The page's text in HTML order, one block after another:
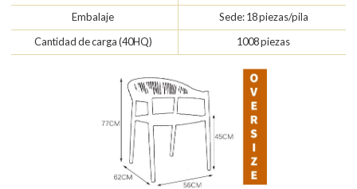
Embalaje
Sede: 18 piezas/pila
Cantidad de carga (40HQ)
1008 piezas